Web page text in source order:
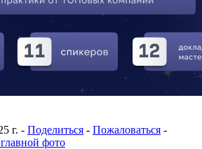
г. - Поделиться - Пожаловаться -
фото